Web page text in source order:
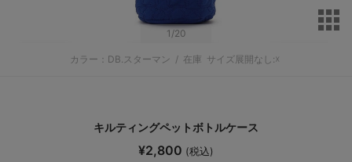
1 /20
カラー：DB.スターマン / 在庫 サイズ展開なし:☓
キルティングペットボトルケース
¥2,800 (税込)